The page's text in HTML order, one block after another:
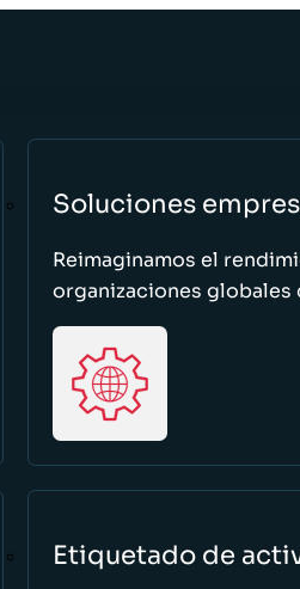
Soluciones
Reimaginamos el
organizaciones globales
Etiquetado de